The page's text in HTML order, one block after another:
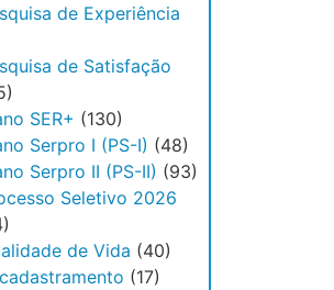
de Experiência
de Satisfação
SER+ (130)
Serpro I (PS-I) (48)
Serpro II (PS-II) (93)
Seletivo 2026
de Vida (40)
(17)